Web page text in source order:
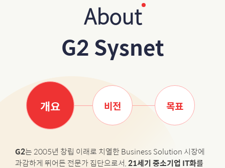
About
G2 Sysnet
개요 비전 목표
G2는 2005년 창립 이래로 치열한 Business Solution 시장에
과감하게 뛰어든 전문가 집단으로서,21세기 중소기업 IT화를